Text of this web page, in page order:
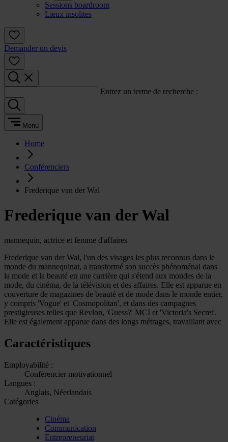
Sessions boardroom
Lieux insolites
Demander un devis
Entrez un terme de recherche :
Menu
Home
Conférenciers
Frederique van der Wal
Frederique van der Wal
mannequin, actrice et femme d'affaires
Frederique van der Wal, l'un des visages les plus reconnus dans le
monde du mannequinat, a transformé son succès phénoménal dans
la mode et la beauté en une carrière qui s'étend aux mondes de la
mode, du cinéma, de la télévision et des affaires. Elle est apparue en
couverture de magazines de beauté et de mode dans le monde entier,
y compris 'Vogue' et 'Cosmopolitan', et dans des campagnes
prestigieuses telles que Revlon, 'Guess?' MCI et 'Victoria's Secret'.
Elle est également apparue dans des longs métrages, travaillant avec
Caractéristiques
Employabilité :
Conférencier motivationnel
Langues :
Anglais, Néerlandais
Catégories
Cinéma
Communication
Entrepreneuriat